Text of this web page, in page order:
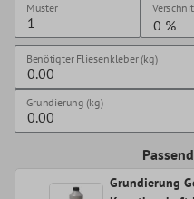
Muster
Benötigter Fliesenkleber (kg)
Grundierung (kg)
Grundierung